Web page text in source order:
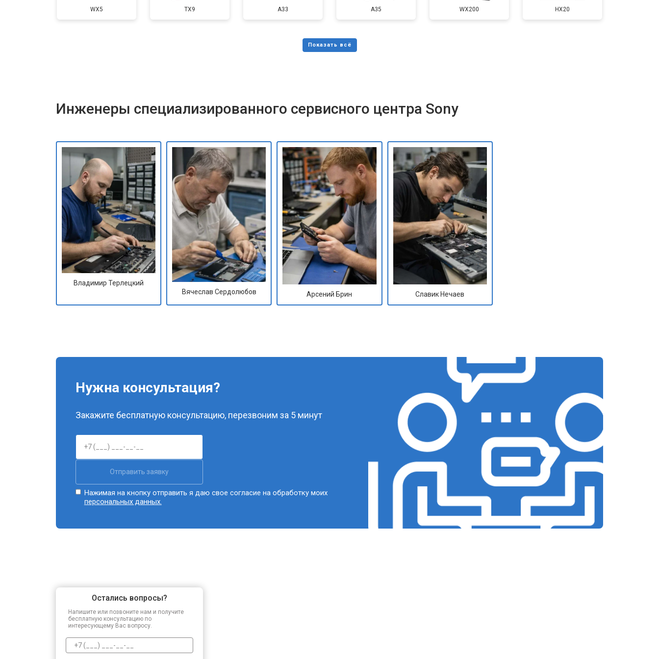
WX5 TX9 A33 A35 WX200 HX20
Инженеры специализированного сервисного центра Sony
Владимир Терлецкий
Вячеслав Сердолюбов
Арсений Брин Славик Нечаев
Нужна консультация?
Закажите бесплатную консультацию, перезвоним за 5 минут
Отправить заявку
Нажимая на кнопку отправить я даю свое согласие на обработку моих
персональных данных.
Остались вопросы?
Напишите или позвоните нам и получите
бесплатную консультацию по
интересующему Вас вопросу.